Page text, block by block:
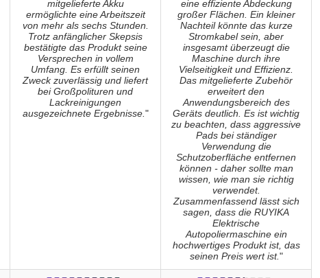
mitgelieferte Akku
ermöglichte eine Arbeitszeit
von mehr als sechs Stunden.
Trotz anfänglicher Skepsis
bestätigte das Produkt seine
Versprechen in vollem
Umfang. Es erfüllt seinen
Zweck zuverlässig und liefert
bei Großpolituren und
Lackreinigungen
ausgezeichnete Ergebnisse. "
eine effiziente Abdeckung
großer Flächen. Ein kleiner
Nachteil könnte das kurze
Stromkabel sein, aber
insgesamt überzeugt die
Maschine durch ihre
Vielseitigkeit und Effizienz.
Das mitgelieferte Zubehör
erweitert den
Anwendungsbereich des
Geräts deutlich. Es ist wichtig
zu beachten, dass aggressive
Pads bei ständiger
Verwendung die
Schutzoberfläche entfernen
können - daher sollte man
wissen, wie man sie richtig
verwendet.
Zusammenfassend lässt sich
sagen, dass die RUYIKA
Elektrische
Autopoliermaschine ein
hochwertiges Produkt ist, das
seinen Preis wert ist."